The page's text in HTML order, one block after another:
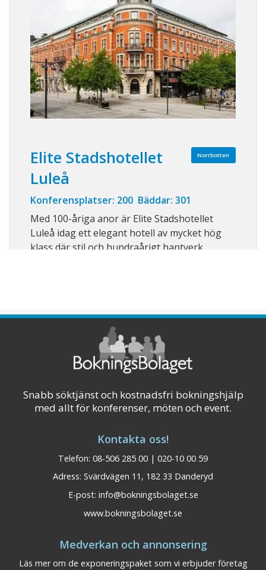
Norrbotten
Elite Stadshotellet
Luleå
Konferensplatser: 200 Bäddar: 301
Med 100-åriga anor är Elite Stadshotellet
Luleå idag ett elegant hotell av mycket hög
klass där stil och hundraårigt hantverk
ha ...
Snabb söktjänst och kostnadsfri bokningshjälp
med allt för konferenser, möten och event.
Kontakta oss!
Telefon: 08-506 285 00 | 020-10 00 59
Adress: Svärdvägen 11, 182 33 Danderyd
E-post: info@bokningsbolaget.se
www.bokningsbolaget.se
Medverkan och annonsering
Läs mer om de exponeringspaket som vi erbjuder företag